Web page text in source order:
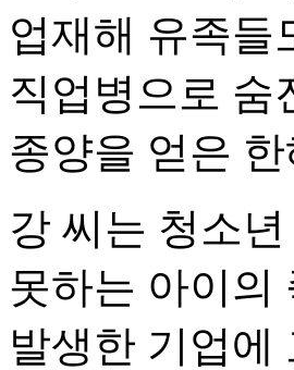
업재해 유족들
직업병으로 숨
종양을 얻은
강 씨는 청소
못하는 아이의
발생한 기업에